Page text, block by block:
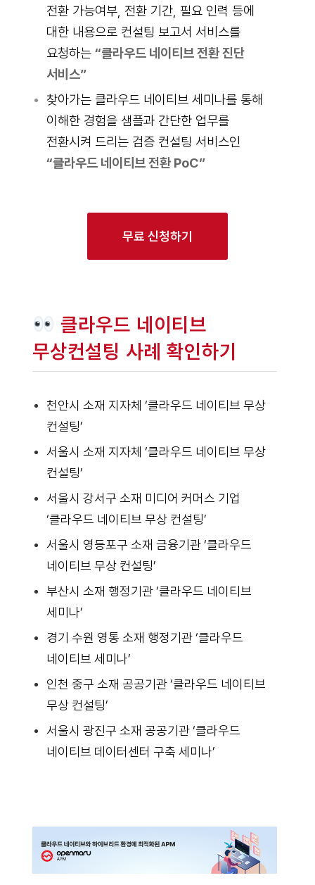
전환 가능여부, 전환 기간, 필요 인력 등에
대한 내용으로 컨설팅 보고서 서비스를
요청하는 “클라우드 네이티브 전환 진단
서비스”
찾아가는 클라우드 네이티브 세미나를 통해
이해한 경험을 샘플과 간단한 업무를
전환시켜 드리는 검증 컨설팅 서비스인
“클라우드 네이티브 전환 PoC”
무료 신청하기
클라우드 네이티브
무상컨설팅 사례 확인하기
천안시 소재 지자체 ‘클라우드 네이티브 무상
컨설팅’
서울시 소재 지자체 ‘클라우드 네이티브 무상
컨설팅’
서울시 강서구 소재 미디어 커머스 기업
‘클라우드 네이티브 무상 컨설팅’
서울시 영등포구 소재 금융기관 ‘클라우드
네이티브 무상 컨설팅’
부산시 소재 행정기관 ‘클라우드 네이티브
세미나’
경기 수원 영통 소재 행정기관 ‘클라우드
네이티브 세미나’
인천 중구 소재 공공기관 ‘클라우드 네이티브
무상 컨설팅’
서울시 광진구 소재 공공기관 ‘클라우드
네이티브 데이터센터 구축 세미나’